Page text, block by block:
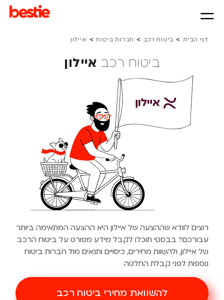
דף הבית > ביטוח רכב > חברות ביטוח > איילון
ביטוח רכב איילון
רוצים לוודא שההצעה של איילון היא ההצעה המתאימה ביותר
עבורכם? בבסטי תוכלו לקבל מידע מפורט על ביטוח הרכב
של איילון, ולהשוות מחירים, כיסויים ותנאים מול חברות ביטוח
נוספות לפני קבלת החלטה
להשוואת מחירי ביטוח רכב